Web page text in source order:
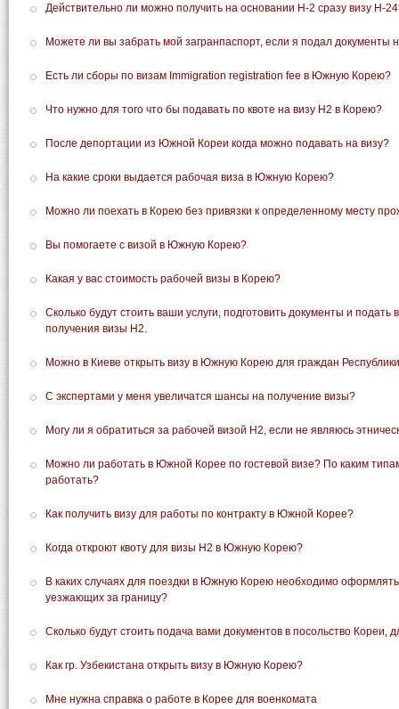
Действительно ли можно получить на основании H-2 сразу визу H-
Можете ли вы забрать мой загранпаспорт, если я подал документы
Есть ли сборы по визам Immigration registration fee в Южную Корею?
Что нужно для того что бы подавать по квоте на визу Н2 в Корею?
После депортации из Южной Кореи когда можно подавать на визу?
На какие сроки выдается рабочая виза в Южную Корею?
Можно ли поехать в Корею без привязки к определенному месту
Вы помогаете с визой в Южную Корею?
Какая у вас стоимость рабочей визы в Корею?
Сколько будут стоить ваши услуги, подготовить документы и подать
получения визы Н2.
Можно в Киеве открыть визу в Южную Корею для граждан
С экспертами у меня увеличатся шансы на получение визы?
Могу ли я обратиться за рабочей визой Н2, если не являюсь
Можно ли работать в Южной Корее по гостевой визе? По каким
работать?
Как получить визу для работы по контракту в Южной Корее?
Когда откроют квоту для визы Н2 в Южную Корею?
В каких случаях для поездки в Южную Корею необходимо
уезжающих за границу?
Сколько будут стоить подача вами документов в посольство Кореи,
Как гр. Узбекистана открыть визу в Южную Корею?
Мне нужна справка о работе в Корее для военкомата